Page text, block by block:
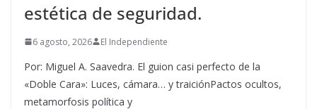
estética de seguridad.
6 agosto, 2026 El Independiente
Por: Miguel A. Saavedra. El guion casi perfecto de la
«Doble Cara»: Luces, cámara… y traiciónPactos ocultos,
metamorfosis política y